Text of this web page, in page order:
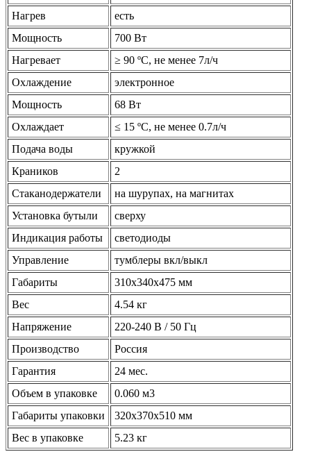
Нагрев
есть
Мощность
700 Вт
Нагревает
≥ 90 ºС, не менее 7л/ч
Охлаждение
электронное
Мощность
68 Вт
Охлаждает
≤ 15 ºС, не менее 0.7л/ч
Подача воды
кружкой
Краников
2
Стаканодержатели
на шурупах, на магнитах
Установка бутыли
сверху
Индикация работы
светодиоды
Управление
тумблеры вкл/выкл
Габариты
310x340x475 мм
Вес
4.54 кг
Напряжение
220-240 В / 50 Гц
Производство
Россия
Гарантия
24 мес.
Объем в упаковке
0.060 м3
Габариты упаковки
320х370х510 мм
Вес в упаковке
5.23 кг